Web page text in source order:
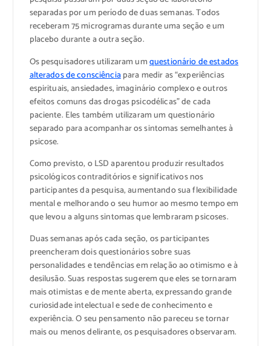
separadas por um período de duas semanas. Todos
receberam 75 microgramas durante uma seção e um
placebo durante a outra seção.
Os pesquisadores utilizaram umquestionário de estados
alterados de consciênciapara medir as “experiências
espirituais, ansiedades, imaginário complexo e outros
efeitos comuns das drogas psicodélicas” de cada
paciente. Eles também utilizaram um questionário
separado para acompanhar os sintomas semelhantes à
psicose.
Como previsto, o LSD aparentou produzir resultados
psicológicos contraditórios e significativos nos
participantes da pesquisa, aumentando sua flexibilidade
mental e melhorando o seu humor ao mesmo tempo em
que levou a alguns sintomas que lembraram psicoses.
Duas semanas após cada seção, os participantes
preencheram dois questionários sobre suas
personalidades e tendências em relação ao otimismo e à
desilusão. Suas respostas sugerem que eles se tornaram
mais otimistas e de mente aberta, expressando grande
curiosidade intelectual e sede de conhecimento e
experiência. O seu pensamento não pareceu se tornar
mais ou menos delirante, os pesquisadores observaram.